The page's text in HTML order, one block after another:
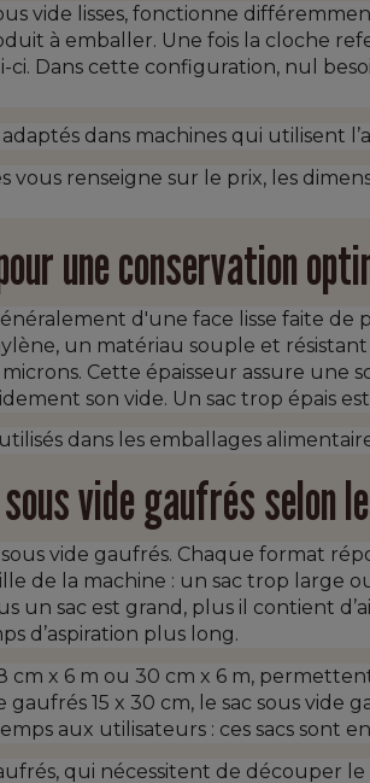
vide lisses, fonctionne
à emballer. Une fois la cloche
ci. Dans cette configuration, nul
dans machines qui utilisent
renseigne sur le prix, les
une conservation
d'une face lisse faite
un matériau souple et
Cette épaisseur assure
son vide. Un sac trop épais
dans les emballages
vide gaufrés selon
vide gaufrés. Chaque format
de la machine : un sac trop
un sac est grand, plus il contient
d’aspiration plus long.
cm x 6 m ou 30 cm x 6 m,
15 x 30 cm, le sac sous vide
aux utilisateurs : ces sacs sont
qui nécessitent de découper